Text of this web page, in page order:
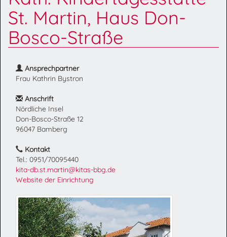
St. Martin, Haus Don-
Bosco-Straße
Ansprechpartner
Frau Kathrin Bystron
Anschrift
Nördliche Insel
Don-Bosco-Straße 12
96047 Bamberg
Kontakt
Tel.: 0951/70095440
kita-db.st.martin@kitas-bbg.de
Website der Einrichtung